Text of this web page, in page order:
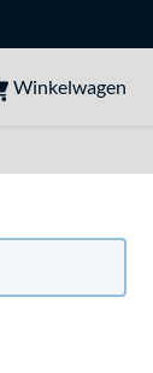
Winkelwagen